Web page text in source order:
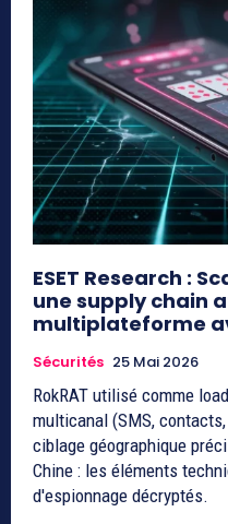
ESET Research :
une supply chain
multiplateforme
Sécurités 25 Mai 2026
RokRAT utilisé comme
multicanal (SMS,
ciblage géographique
Chine : les éléments
d'espionnage décryptés.